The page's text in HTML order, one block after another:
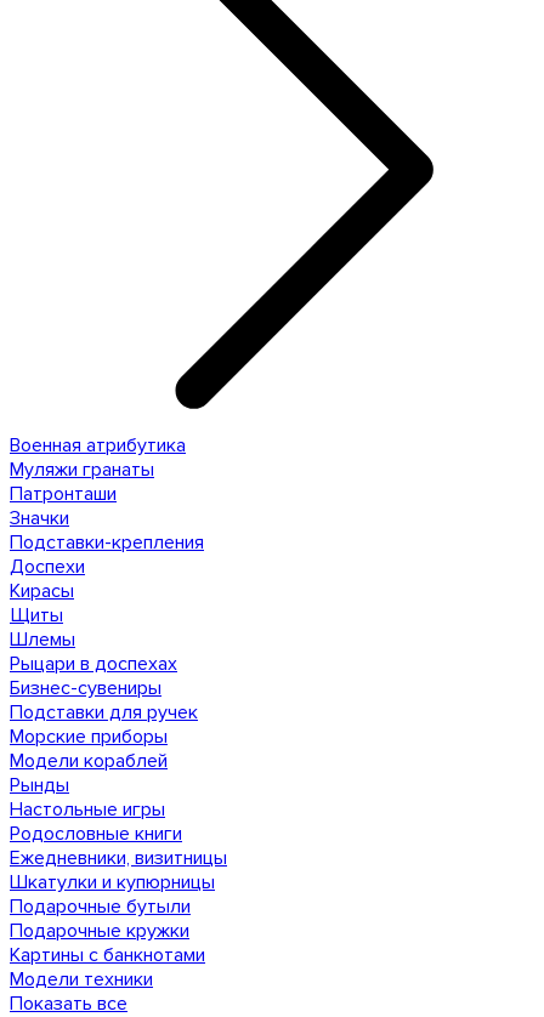
Военная атрибутика
Муляжи гранаты
Патронташи
Значки
Подставки-крепления
Доспехи
Кирасы
Щиты
Шлемы
Рыцари в доспехах
Бизнес-сувениры
Подставки для ручек
Морские приборы
Модели кораблей
Рынды
Настольные игры
Родословные книги
Ежедневники, визитницы
Шкатулки и купюрницы
Подарочные бутыли
Подарочные кружки
Картины с банкнотами
Модели техники
Показать все